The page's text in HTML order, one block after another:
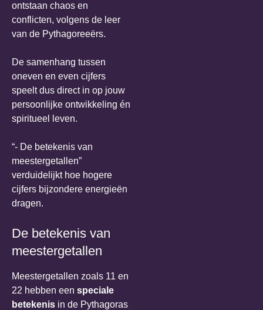
ontstaan chaos en
conflicten, volgens de leer
van de Pythagoreeërs.
De samenhang tussen
oneven en even cijfers
speelt dus direct in op jouw
persoonlijke ontwikkeling én
spiritueel leven.
“- De betekenis van
meestergetallen”
verduidelijkt hoe hogere
cijfers bijzondere energieën
dragen.
De betekenis van
meestergetallen
Meestergetallen zoals 11 en
22 hebben een speciale
betekenis in de Pythagoras